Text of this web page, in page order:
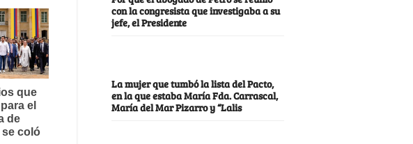
con la congresista que investigaba a su
jefe, el Presidente
La mujer que tumbó la lista del Pacto,
en la que estaba María Fda. Carrascal,
María del Mar Pizarro y “Lalis